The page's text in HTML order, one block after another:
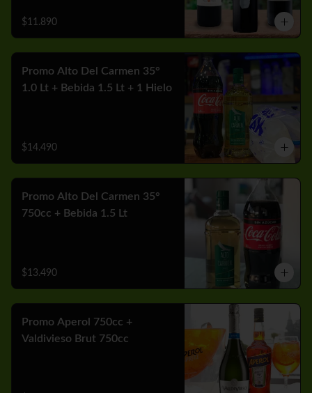
$11.890
Promo Alto Del Carmen 35°
1.0 Lt + Bebida 1.5 Lt + 1 Hielo
$14.490
Promo Alto Del Carmen 35°
750cc + Bebida 1.5 Lt
$13.490
Promo Aperol 750cc +
Valdivieso Brut 750cc